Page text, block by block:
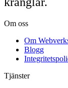
Om oss
Om
Blogg
Tjänster